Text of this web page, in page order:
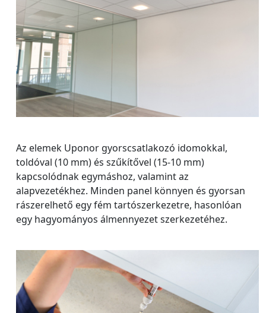
Az elemek Uponor gyorscsatlakozó idomokkal,
toldóval (10 mm) és szűkítővel (15-10 mm)
kapcsolódnak egymáshoz, valamint az
alapvezetékhez. Minden panel könnyen és gyorsan
rászerelhető egy fém tartószerkezetre, hasonlóan
egy hagyományos álmennyezet szerkezetéhez.